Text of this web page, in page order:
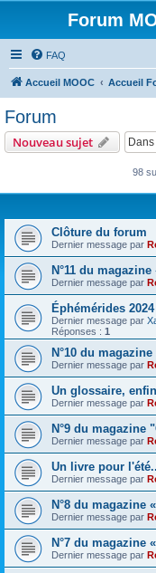
Forum
FAQ
Accueil MOOC Accueil
Forum
Nouveau sujet
98
Clôture du forum
Dernier message par
N°11 du
Dernier message par
Éphémérides 2024
Dernier message par
Réponses : 1
N°10 du
Dernier message par
Un glossaire,
Dernier message par
N°9 du magazine
Dernier message par
Un livre pour
Dernier message par
N°8 du magazine
Dernier message par
N°7 du magazine
Dernier message par